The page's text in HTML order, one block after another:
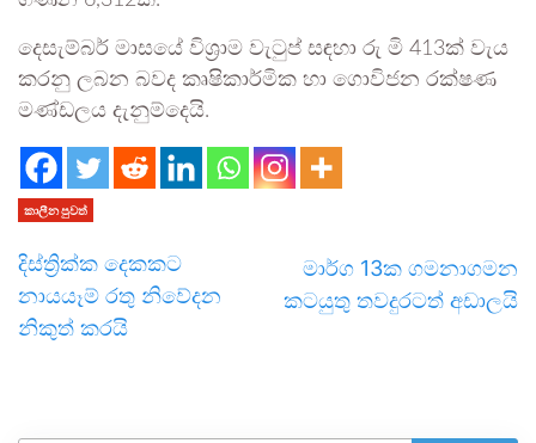
දෙසැම්බර් මාසයේ විශ්‍රාම වැටුප් සඳහා රු මි 413ක් වැය
කරනු ලබන බවද කෘෂිකාර්මික හා ගොවිජන රක්ෂණ
මණ්ඩලය දැනුම්දෙයි.
කාලීන පුවත්
දිස්ත්‍රික්ක දෙකකට
නායයෑම් රතු නිවේදන
නිකුත් කරයි
මාර්ග 13ක ගමනාගමන
කටයුතු තවදුරටත් අඩාලයි